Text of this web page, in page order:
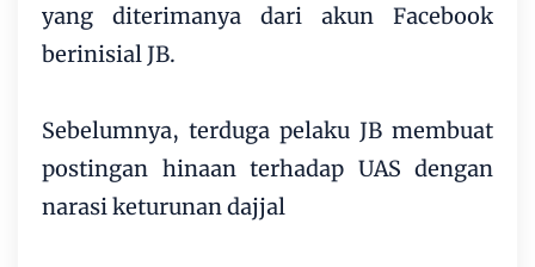
yang diterimanya dari akun Facebook
berinisial JB.
Sebelumnya, terduga pelaku JB membuat
postingan hinaan terhadap UAS dengan
narasi keturunan dajjal